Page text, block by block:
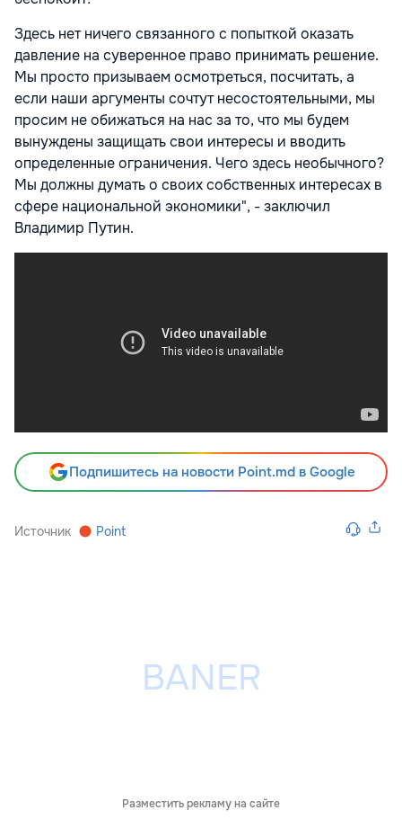
Здесь нет ничего связанного с попыткой оказать
давление на суверенное право принимать решение.
Мы просто призываем осмотреться, посчитать, а
если наши аргументы сочтут несостоятельными, мы
просим не обижаться на нас за то, что мы будем
вынуждены защищать свои интересы и вводить
определенные ограничения. Чего здесь необычного?
Мы должны думать о своих собственных интересах в
сфере национальной экономики", - заключил
Владимир Путин.
Подпишитесь на новости Point.md в Google
Источник Point
Разместить рекламу на сайте